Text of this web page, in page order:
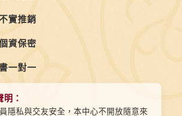
實推銷
資保密
一對一
：
隱私與交友安全，本中心不開放隨意來